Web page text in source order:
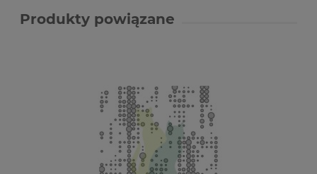
Produkty powiązane